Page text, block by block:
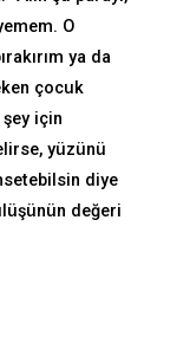
O
ya da
çocuk
için
yüzünü
diye
değeri